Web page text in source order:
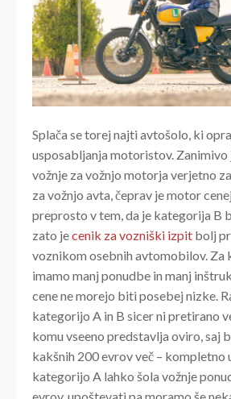
Splača se torej najti avtošolo, ki
usposabljanja motoristov. Zanimivo
vožnje za vožnjo motorja verjetno
za vožnjo avta, čeprav je motor
preprosto v tem, da je kategorija B
zato jecenik za vozniški izpit bolj
voznikom osebnih avtomobilov. Za
imamo manj ponudbe in manj
cene ne morejo biti posebej nizke.
kategorijo A in B sicer ni pretirano
komu vseeno predstavlja oviro, saj
kakšnih 200 evrov več – kompletno
kategorijo A lahko šola vožnje